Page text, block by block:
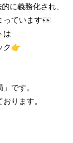
に義務化され、
っています👀
は
ク👉
です。
ります。